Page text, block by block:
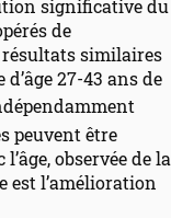
significative du
de
similaires
27-43 ans de
peuvent être
observée de la
est l’amélioration